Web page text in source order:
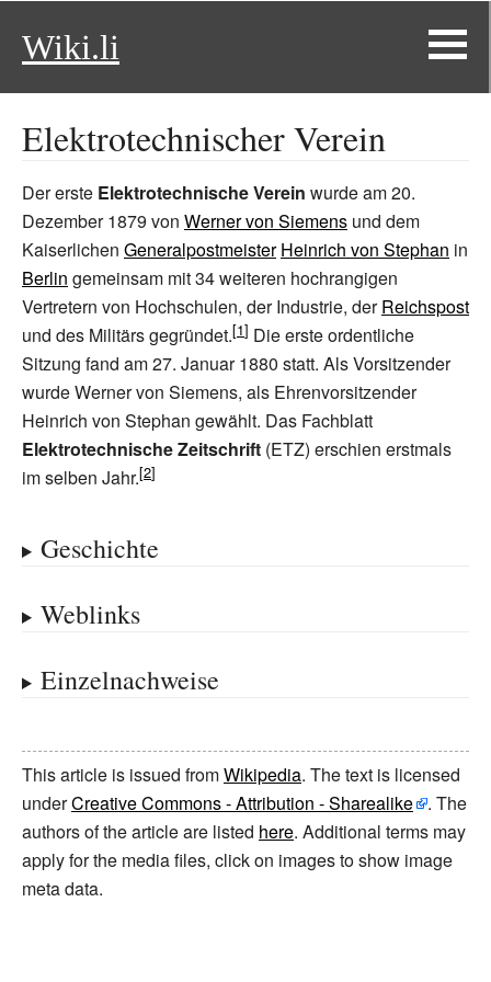
Wiki.li
Elektrotechnischer Verein
Der erste Elektrotechnische Verein wurde am 20.
Dezember 1879 von Werner von Siemens und dem
Kaiserlichen Generalpostmeister Heinrich von Stephan in
Berlin gemeinsam mit 34 weiteren hochrangigen
Vertretern von Hochschulen, der Industrie, derReichspost
und des Militärs gegründet.
Die erste ordentliche
Sitzung fand am 27. Januar 1880 statt. Als Vorsitzender
wurde Werner von Siemens, als Ehrenvorsitzender
Heinrich von Stephan gewählt. Das Fachblatt
Elektrotechnische Zeitschrift (ETZ) erschien erstmals
im selben Jahr.
Geschichte
Weblinks
Einzelnachweise
This article is issued fromWikipedia. The text is licensed
underCreative Commons - Attribution - Sharealike
. The
authors of the article are listed here. Additional terms may
apply for the media files, click on images to show image
meta data.